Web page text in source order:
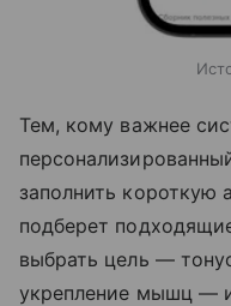
Тем, кому важнее
заполнить короткую
подберет
выбрать цель —
укрепление мышц —